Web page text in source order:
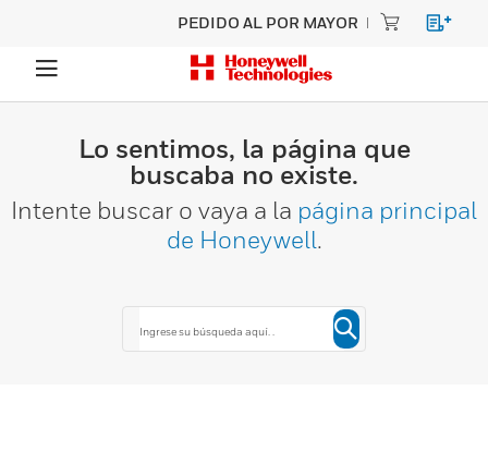
PEDIDO AL POR MAYOR
Lo sentimos, la página que
buscaba no existe.
Intente buscar o vaya a la página principal
de Honeywell.